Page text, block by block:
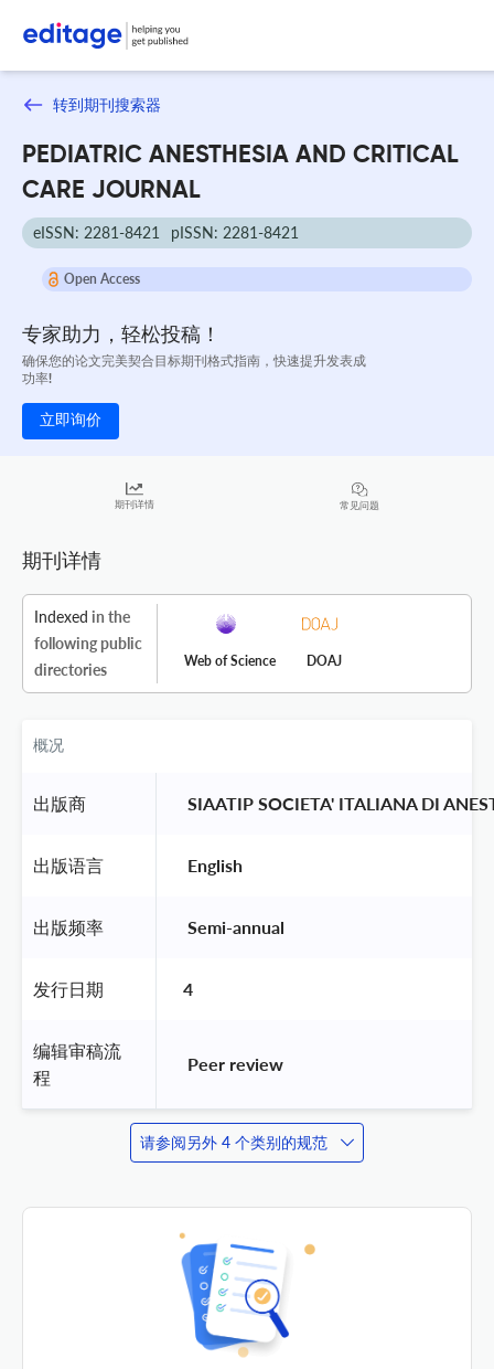
转到期刊搜索器
PEDIATRIC ANESTHESIA AND CRITICAL
CARE JOURNAL
eISSN: 2281-8421 pISSN: 2281-8421
Open Access
专家助力，轻松投稿！
确保您的论文完美契合目标期刊格式指南，快速提升发表成
功率!
立即询价
期刊详情 常见问题
期刊详情
Indexed in the
following public
directories
Web of Science DOAJ
概况
出版商 SIAATIP SOCIETA' ITALIANA DI
出版语言 English
出版频率 Semi-annual
发行日期 4
编辑审稿流
程
Peer review
请参阅另外 4 个类别的规范